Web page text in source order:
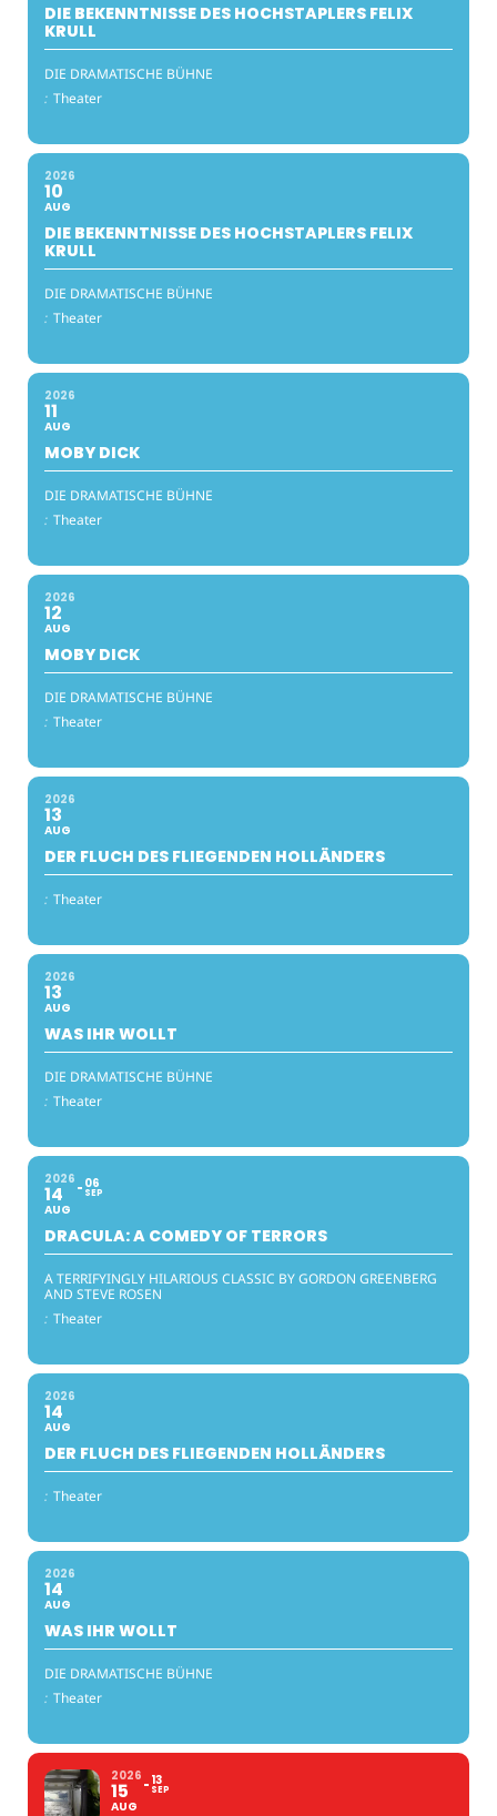
DIE BEKENNTNISSE DES HOCHSTAPLERS FELIX
KRULL
DIE DRAMATISCHE BÜHNE
: Theater
2026
10
AUG
DIE BEKENNTNISSE DES HOCHSTAPLERS FELIX
KRULL
DIE DRAMATISCHE BÜHNE
: Theater
2026
11
AUG
MOBY DICK
DIE DRAMATISCHE BÜHNE
: Theater
2026
12
AUG
MOBY DICK
DIE DRAMATISCHE BÜHNE
: Theater
2026
13
AUG
DER FLUCH DES FLIEGENDEN HOLLÄNDERS
: Theater
2026
13
AUG
WAS IHR WOLLT
DIE DRAMATISCHE BÜHNE
: Theater
2026
14
AUG
06
SEP
DRACULA: A COMEDY OF TERRORS
A TERRIFYINGLY HILARIOUS CLASSIC BY GORDON GREENBERG
AND STEVE ROSEN
: Theater
2026
14
AUG
DER FLUCH DES FLIEGENDEN HOLLÄNDERS
: Theater
2026
14
AUG
WAS IHR WOLLT
DIE DRAMATISCHE BÜHNE
: Theater
2026
15
AUG
13
SEP